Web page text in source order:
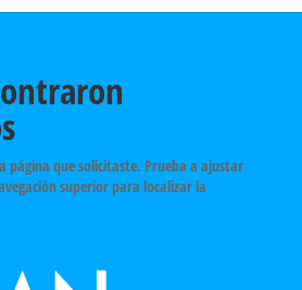
página que solicitaste. Prueba a ajustar
superior para localizar la